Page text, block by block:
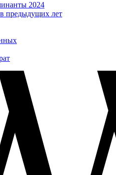
2024
предыдущих лет